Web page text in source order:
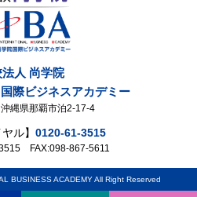
人 尚学院
際ビジネスアカデミー
縄県那覇市泊2-17-4
ル】 0120-61-3515
FAX:098-867-5611
BUSINESS ACADEMY All Right Reserved